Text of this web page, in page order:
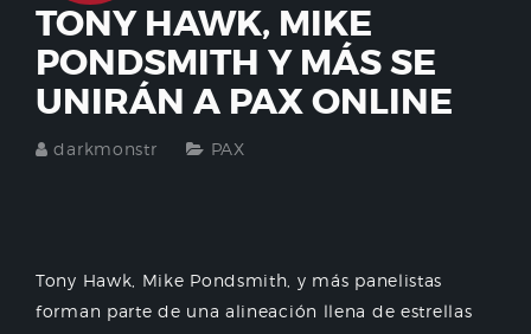
TONY HAWK, MIKE
PONDSMITH Y MÁS SE
UNIRÁN A PAX ONLINE
darkmonstr PAX
Tony Hawk, Mike Pondsmith, y más panelistas
forman parte de una alineación llena de estrellas